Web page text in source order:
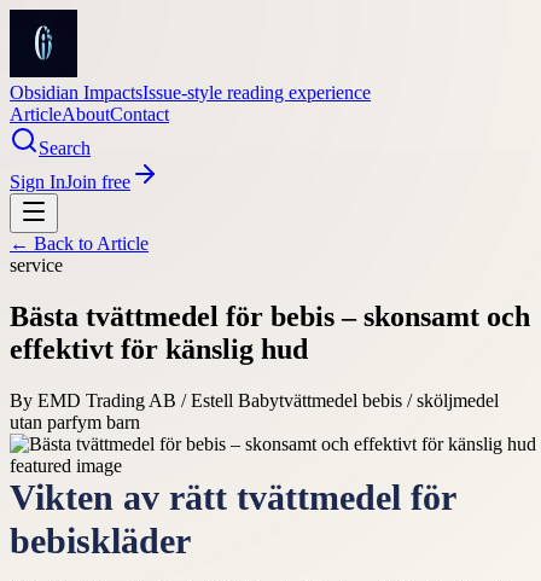
Obsidian ImpactsIssue-style reading experience
ArticleAboutContact
Search
Sign InJoin free
← Back to Article
service
Bästa tvättmedel för bebis – skonsamt och
effektivt för känslig hud
By EMD Trading AB / Estell Babytvättmedel bebis / sköljmedel
utan parfym barn
Vikten av rätt tvättmedel för
bebiskläder